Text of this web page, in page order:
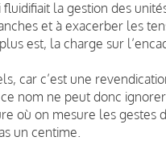
la gestion des
et à exacerber les
est, la charge sur
car c’est une
nom ne peut donc
où on mesure les gestes
un centime.